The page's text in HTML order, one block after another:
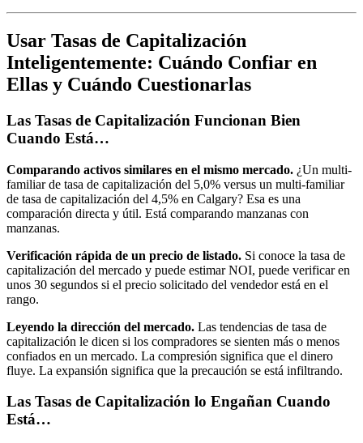
Usar Tasas de Capitalización
Inteligentemente: Cuándo Confiar en
Ellas y Cuándo Cuestionarlas
Las Tasas de Capitalización Funcionan Bien
Cuando Está…
Comparando activos similares en el mismo mercado. ¿Un multi-
familiar de tasa de capitalización del 5,0% versus un multi-familiar
de tasa de capitalización del 4,5% en Calgary? Esa es una
comparación directa y útil. Está comparando manzanas con
manzanas.
Verificación rápida de un precio de listado. Si conoce la tasa de
capitalización del mercado y puede estimar NOI, puede verificar en
unos 30 segundos si el precio solicitado del vendedor está en el
rango.
Leyendo la dirección del mercado. Las tendencias de tasa de
capitalización le dicen si los compradores se sienten más o menos
confiados en un mercado. La compresión significa que el dinero
fluye. La expansión significa que la precaución se está infiltrando.
Las Tasas de Capitalización lo Engañan Cuando
Está…